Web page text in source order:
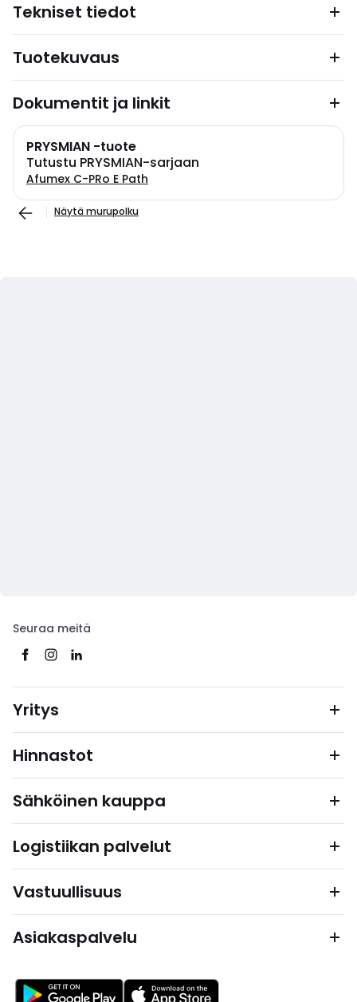
Tekniset tiedot
Tuotekuvaus
Dokumentit ja linkit
PRYSMIAN -tuote
Tutustu PRYSMIAN-sarjaan
Afumex C-PRo E Path
Näytä murupolku
Seuraa meitä
Yritys
Hinnastot
Sähköinen kauppa
Logistiikan palvelut
Vastuullisuus
Asiakaspalvelu